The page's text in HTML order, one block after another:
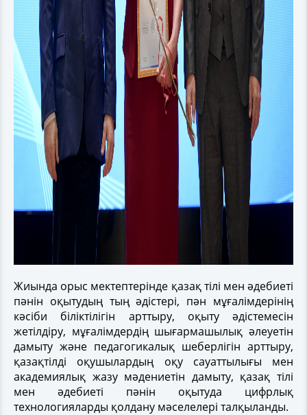
Жиында орыс мектептерінде қазақ тілі мен әдебиеті
пәнін оқытудың тың әдістері, пән мұғалімдерінің
кәсіби біліктілігін арттыру, оқыту әдістемесін
жетілдіру, мұғалімдердің шығармашылық әлеуетін
дамыту және педагогикалық шеберлігін арттыру,
қазақтілді оқушылардың оқу сауаттылығы мен
академиялық жазу мәдениетін дамыту, қазақ тілі
мен әдебиеті пәнін оқытуда цифрлық
технологияларды қолдану мәселелері талқыланды.